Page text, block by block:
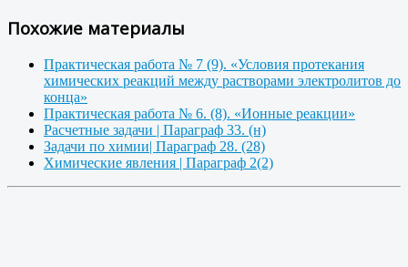
Похожие материалы
Практическая работа № 7 (9). «Условия протекания
химических реакций между растворами электролитов до
конца»
Практическая работа № 6. (8). «Ионные реакции»
Расчетные задачи | Параграф 33. (н)
Задачи по химии| Параграф 28. (28)
Химические явления | Параграф 2(2)